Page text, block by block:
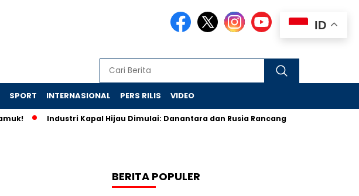
SPORT INTERNASIONAL PERS RILIS VIDEO
Industri Kapal Hijau Dimulai: Danantara dan Rusia Rancang Galangan Bersih
BERITA POPULER
ID